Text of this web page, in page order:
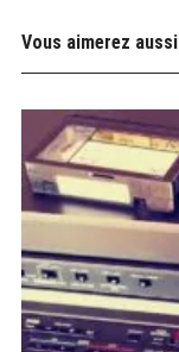
Vous aimerez aussi